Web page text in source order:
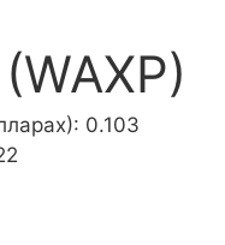
0.103